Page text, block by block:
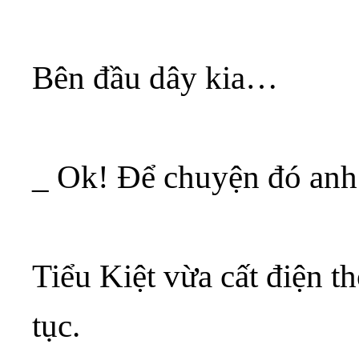
Bên đầu dây kia…
_ Ok! Để chuyện đó
Tiểu Kiệt vừa cất điện
tục.